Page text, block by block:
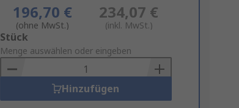
196,70 €
(ohne MwSt.)
234,07 €
(inkl. MwSt.)
Add
to
Basket
Stück
Menge auswählen oder eingeben
Hinzufügen